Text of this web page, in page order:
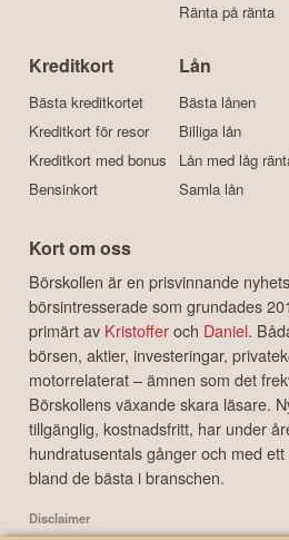
Ränta på ränta
Kreditkort
Bästa kreditkortet
Kreditkort för resor
Kreditkort med bonus
Bensinkort
Lån
Bästa lånen
Billiga lån
Lån med låg
Samla lån
Kort om oss
Börskollen är en prisvinnande
börsintresserade som grundades
primärt av Kristofferoch Daniel.
börsen, aktier, investeringar,
motorrelaterat – ämnen som det
Börskollens växande skara läsare.
tillgänglig, kostnadsfritt, har under
hundratusentals gånger och med
bland de bästa i branschen.
Disclaimer